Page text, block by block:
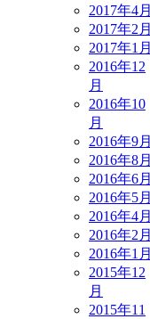
2017年4月
2017年2月
2017年1月
2016年12
月
2016年10
月
2016年9月
2016年8月
2016年6月
2016年5月
2016年4月
2016年2月
2016年1月
2015年12
月
2015年11